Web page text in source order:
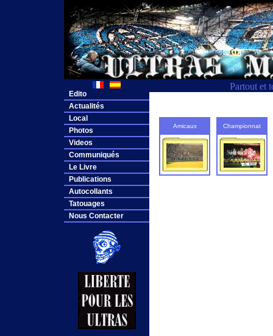
Partout et
Edito
Actualités
Local
Photos
Videos
Communiqués
Le Livre
Publications
Autocollants
Tatouages
Nous Contacter
Amicaux Championnat